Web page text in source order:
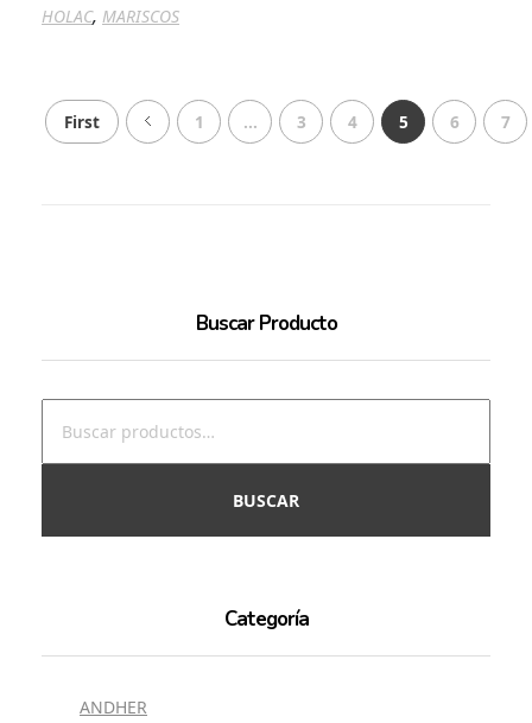
HOLAC, MARISCOS
First 1 ... 3 4 5 6 7
Buscar Producto
BUSCAR
Categoría
ANDHER